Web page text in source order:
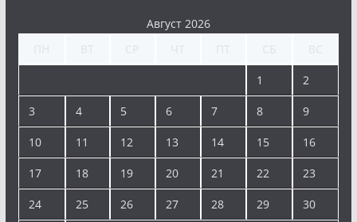
Август 2026
1 2
3 4 5 6 7 8 9
10 11 12 13 14 15 16
17 18 19 20 21 22 23
24 25 26 27 28 29 30